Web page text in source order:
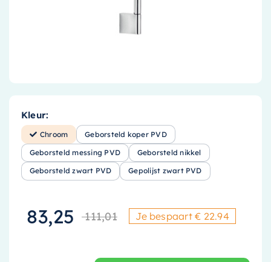
Kleur:
Chroom Geborsteld koper PVD
Geborsteld messing PVD Geborsteld nikkel
Geborsteld zwart PVD Gepolijst zwart PVD
111,01Oorspronkelijke
83,25 Huidige prijs is:
Je bespaart € 22.94